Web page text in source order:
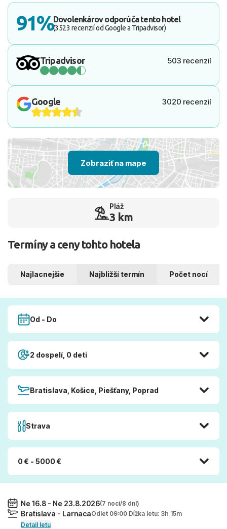
91%Dovolenkárov odporúča tento hotel
(3523 recenzií od Google a Tripadvisor)
Tripadvisor 503 recenzií
Google 3020 recenzií
Zobraziť na mape
Pláž
3 km
Termíny a ceny tohto hotela
Najlacnejšie Najbližší termín Počet nocí
Od - Do
2 dospelí, 0 deti
Bratislava, Košice, Piešťany, Poprad
Strava
0 € - 5000 €
Ne 16.8 - Ne 23.8.2026(7 nocí/8 dní)
Bratislava - LarnacaOdlet 09:00 Dĺžka letu: 3h 15m
Detail letu